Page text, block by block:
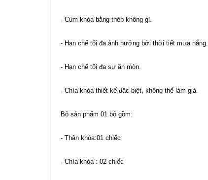
- Cùm khóa bằng thép không gỉ.
- Hạn chế tối đa ảnh hưởng bởi thời tiết mưa nắng.
- Hạn chế tối đa sự ăn mòn.
- Chìa khóa thiết kế đặc biệt, không thể làm giả.
Bộ sản phẩm 01 bộ gồm:
- Thân khóa:01 chiếc
- Chìa khóa : 02 chiếc